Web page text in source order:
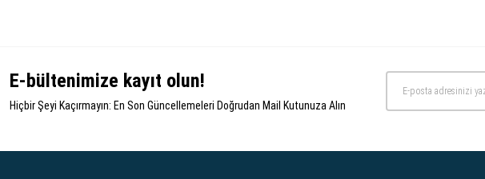
E-bültenimize kayıt olun!
Hiçbir Şeyi Kaçırmayın: En Son Güncellemeleri Doğrudan Mail Kutunuza Alın